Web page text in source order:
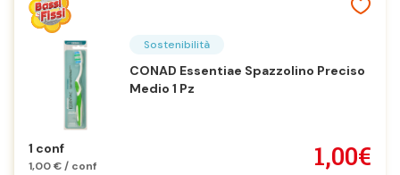
Sostenibilità
CONAD Essentiae Spazzolino Preciso
Medio 1 Pz
1 conf
1,00 € / conf 1,00€